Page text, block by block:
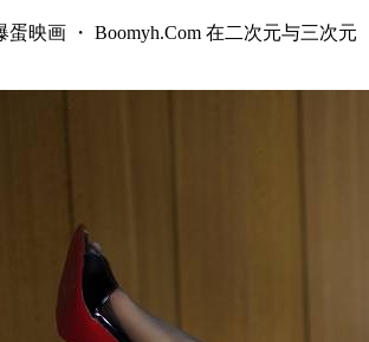
蛋映画 ・ Boomyh.Com 在二次元与三次元